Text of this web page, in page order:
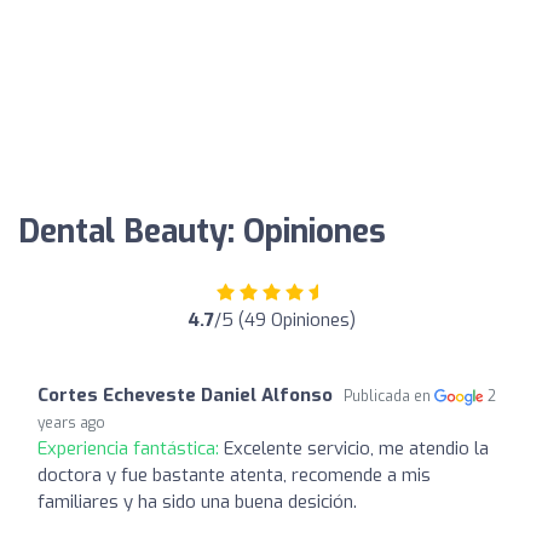
Dental Beauty: Opiniones
4.7/5 (49 Opiniones)
Cortes Echeveste Daniel Alfonso Publicada en
2
years ago
Experiencia fantástica: Excelente servicio, me atendio la
doctora y fue bastante atenta, recomende a mis
familiares y ha sido una buena desición.